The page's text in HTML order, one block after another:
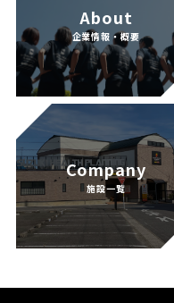
INFORMATION
SNS
About
企業情報・概要
Company
施設一覧